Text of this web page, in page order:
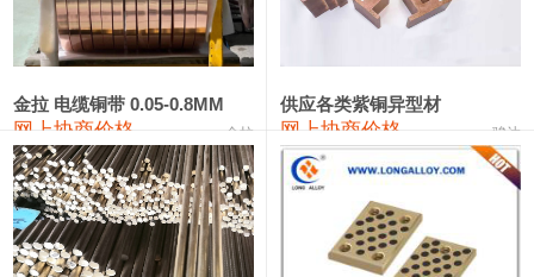
R410A专用紫铜管 113,340—113,340
铸造铝合金锭(A380） 26,200—26,400 26,300 100
铝合金ADC12 24,100—24,300 100
铸造铝合金锭(ZL102) 24,100—24,300 24,200
金拉 电缆铜带 0.05-0.8MM
网上协商价格 金拉
供应各类紫铜异型材
网上协商价格 骏达